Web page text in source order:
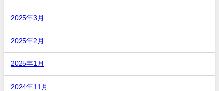
2025年3月
2025年2月
2025年1月
2024年11月